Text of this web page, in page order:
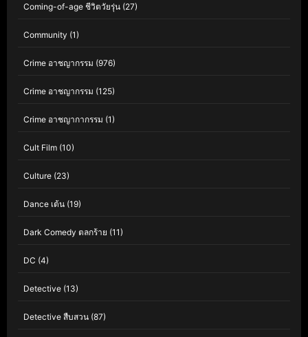
Coming-of-age ชีวิตวัยรุ่น (27)
Community (1)
Crime อาชญากรรม (976)
Crime อาชญากรรม (125)
Crime อาชญากากรรม (1)
Cult Film (10)
Culture (23)
Dance เต้น (19)
Dark Comedy ตลกร้าย (11)
DC (4)
Detective (13)
Detective สืบสวน (87)